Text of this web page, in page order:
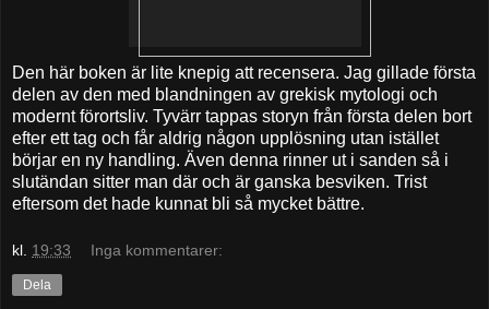
Den här boken är lite knepig att recensera. Jag gillade första
delen av den med blandningen av grekisk mytologi och
modernt förortsliv. Tyvärr tappas storyn från första delen bort
efter ett tag och får aldrig någon upplösning utan istället
börjar en ny handling. Även denna rinner ut i sanden så i
slutändan sitter man där och är ganska besviken. Trist
eftersom det hade kunnat bli så mycket bättre.
kl. 19:33 Inga kommentarer:
Dela